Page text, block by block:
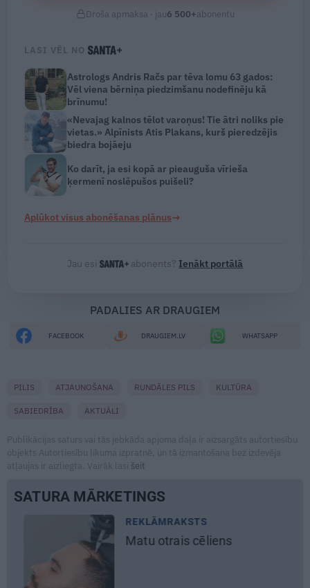
Droša apmaksa · jau6 500+abonentu
LASI VĒL NO
Astrologs Andris Račs par tēva lomu 63 gados:
Vēl viena bērniņa piedzimšanu nodefinēju kā
brīnumu!
«Nevajag kalnos tēlot varoņus! Tie ātri noliks pie
vietas.» Alpīnists Atis Plakans, kurš pieredzējis
biedra bojāeju
Ko darīt, ja esi kopā ar pieauguša vīrieša
ķermenī noslēpušos puišeli?
Aplūkot visus abonēšanas plānus→
Jau esi abonents? Ienākt portālā
PADALIES AR DRAUGIEM
FACEBOOK DRAUGIEM.LV WHATSAPP
PILIS ATJAUNOŠANA RUNDĀLES PILS KULTŪRA
SABIEDRĪBA AKTUĀLI
Publikācijas saturs vai tās jebkāda apjoma daļa ir aizsargāts autortiesību
objekts Autortiesību likuma izpratnē, un tā izmantošana bez izdevēja
atļaujas ir aizliegta. Vairāk lasi šeit
SATURA MĀRKETINGS
REKLĀMRAKSTS
Matu otrais cēliens